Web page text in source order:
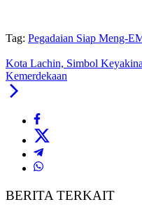
Tag: Pegadaian Siap Meng-
Kota Lachin, Simbol
Kemerdekaan
BERITA TERKAIT